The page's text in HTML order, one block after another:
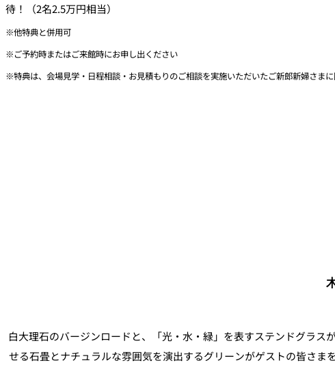
待！（2名2.5万円相当）
※他特典と併用可
※ご予約時またはご来館時にお申し出ください
※特典は、会場見学・日程相談・お見積もりのご相談を実施いただいたご新郎新婦さまに
白大理石のバージンロードと、「光・水・緑」を表すステンドグラ
せる石畳とナチュラルな雰囲気を演出するグリーンがゲストの皆さ